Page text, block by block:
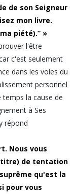
de son Seigneur
mon livre.
piété).” »
l'être
c'est seulement
dans les voies du
personnel
la cause de
à Ses
répond
Nous vous
titre) de tentation
qu'est la
pour vous